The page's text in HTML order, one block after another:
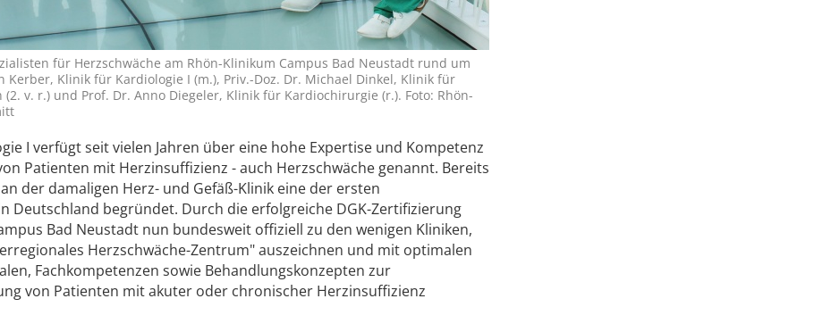
für Herzschwäche am Rhön-Klinikum Campus Bad Neustadt rund um
Kerber, Klinik für Kardiologie I (m.), Priv.-Doz. Dr. Michael Dinkel, Klinik für
v. r.) und Prof. Dr. Anno Diegeler, Klinik für Kardiochirurgie (r.). Foto: Rhön-
I verfügt seit vielen Jahren über eine hohe Expertise und Kompetenz
Patienten mit Herzinsuffizienz - auch Herzschwäche genannt. Bereits
der damaligen Herz- und Gefäß-Klinik eine der ersten
Deutschland begründet. Durch die erfolgreiche DGK-Zertifizierung
Bad Neustadt nun bundesweit offiziell zu den wenigen Kliniken,
Herzschwäche-Zentrum" auszeichnen und mit optimalen
Fachkompetenzen sowie Behandlungskonzepten zur
von Patienten mit akuter oder chronischer Herzinsuffizienz